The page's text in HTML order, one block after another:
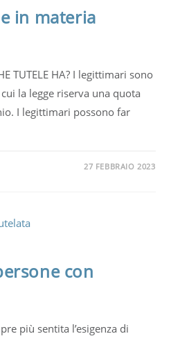
in materia
TUTELE HA? I legittimari sono
la legge riserva una quota
I legittimari possono far
27 FEBBRAIO 2023
con
più sentita l’esigenza di